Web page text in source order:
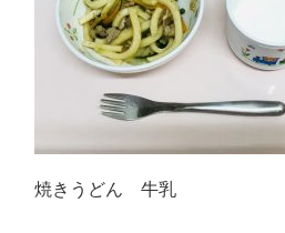
焼きうどん 牛乳